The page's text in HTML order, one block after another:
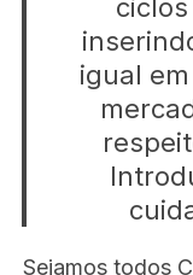
igual
Sejamos todos